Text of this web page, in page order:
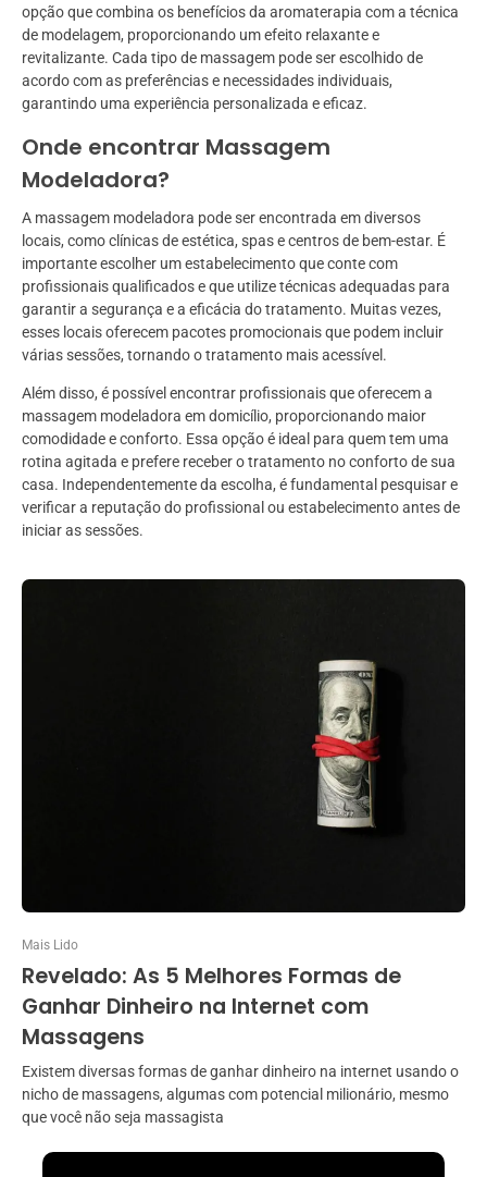
opção que combina os benefícios da aromaterapia com a técnica
de modelagem, proporcionando um efeito relaxante e
revitalizante. Cada tipo de massagem pode ser escolhido de
acordo com as preferências e necessidades individuais,
garantindo uma experiência personalizada e eficaz.
Onde encontrar Massagem
Modeladora?
A massagem modeladora pode ser encontrada em diversos
locais, como clínicas de estética, spas e centros de bem-estar. É
importante escolher um estabelecimento que conte com
profissionais qualificados e que utilize técnicas adequadas para
garantir a segurança e a eficácia do tratamento. Muitas vezes,
esses locais oferecem pacotes promocionais que podem incluir
várias sessões, tornando o tratamento mais acessível.
Além disso, é possível encontrar profissionais que oferecem a
massagem modeladora em domicílio, proporcionando maior
comodidade e conforto. Essa opção é ideal para quem tem uma
rotina agitada e prefere receber o tratamento no conforto de sua
casa. Independentemente da escolha, é fundamental pesquisar e
verificar a reputação do profissional ou estabelecimento antes de
iniciar as sessões.
Mais Lido
Revelado: As 5 Melhores Formas de
Ganhar Dinheiro na Internet com
Massagens
Existem diversas formas de ganhar dinheiro na internet usando o
nicho de massagens, algumas com potencial milionário, mesmo
que você não seja massagista